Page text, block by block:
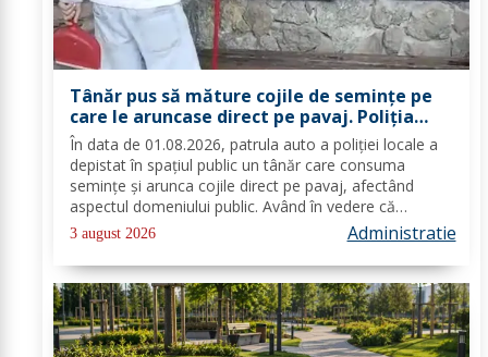
Tânăr pus să măture cojile de seminţe pe
care le aruncase direct pe pavaj. Poliţia
Locală Dorohoi: Respectul față de spațiul
comun trebuie să fie o prioritate pentru
fiecare dintre noi”
În data de 01.08.2026, patrula auto a poliției locale a
depistat în spațiul public un tânăr care consuma
semințe și arunca cojile direct pe pavaj, afectând
aspectul domeniului public. Având în vedere că
prioritatea Poliției Locale este prevenția și educarea
spiritului civic, polițiștii l-au...
3 august 2026 Administratie